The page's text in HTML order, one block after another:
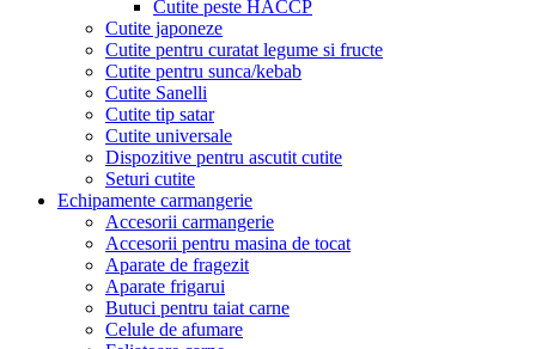
Cutite peste HACCP
Cutite japoneze
Cutite pentru curatat legume si fructe
Cutite pentru sunca/kebab
Cutite Sanelli
Cutite tip satar
Cutite universale
Dispozitive pentru ascutit cutite
Seturi cutite
Echipamente carmangerie
Accesorii carmangerie
Accesorii pentru masina de tocat
Aparate de fragezit
Aparate frigarui
Butuci pentru taiat carne
Celule de afumare